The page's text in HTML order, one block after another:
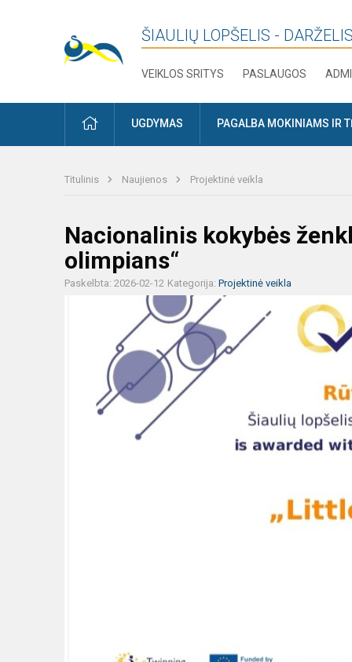
ŠIAULIŲ LOPŠELIS - DARŽELIS
VEIKLOS SRITYS PASLAUGOS
PRADŽIAUGDYMAS PAGALBA MOKINIAMS IR
Titulinis Naujienos Projektinė veikla
Nacionalinis kokybės
olimpians“
Paskelbta: 2026-02-12 Kategorija: Projektinė veikla